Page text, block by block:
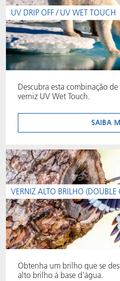
UV DRIP OFF / UV WET TOUCH
Descubra esta combinação
verniz UV Wet Touch.
SAIBA
VERNIZ ALTO BRILHO (DOUBLE
Obtenha um brilho que se
alto brilho à base d'água.
ACTNext
BlisterKote
FoodClass
FoodSafe
PROVALIN
WESSCO
Let's ACT
FAQ
ACTEGA Rhenacoat
ACTEGA Schmid Rhyner